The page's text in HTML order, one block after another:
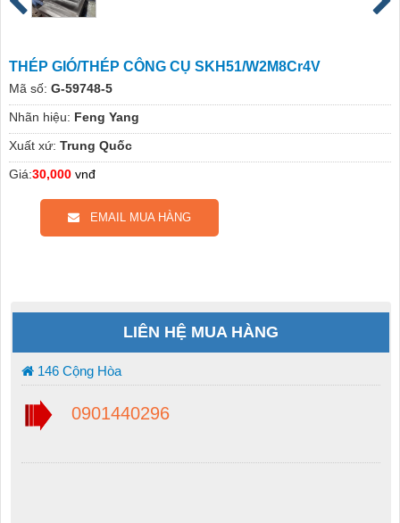
THÉP GIÓ/THÉP CÔNG CỤ SKH51/W2M8Cr4V
Mã số: G-59748-5
Nhãn hiệu: Feng Yang
Xuất xứ: Trung Quốc
Giá:30,000 vnđ
EMAIL MUA HÀNG
LIÊN HỆ MUA HÀNG
146 Cộng Hòa
0901440296